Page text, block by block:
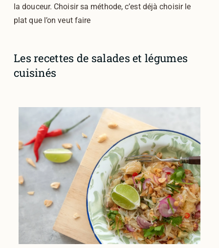
la douceur. Choisir sa méthode, c’est déjà choisir le
plat que l’on veut faire
Les recettes de salades et légumes
cuisinés